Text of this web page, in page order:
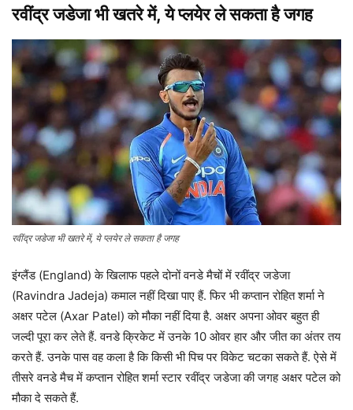
रवींद्र जडेजा भी खतरे में, ये प्लयेर ले सकता है जगह
रवींद्र जडेजा भी खतरे में, ये प्लयेर ले सकता है जगह
इंग्लैंड (England) के खिलाफ पहले दोनों वनडे मैचों में रवींद्र जडेजा
(Ravindra Jadeja) कमाल नहीं दिखा पाए हैं. फिर भी कप्तान रोहित शर्मा ने
अक्षर पटेल (Axar Patel) को मौका नहीं दिया है. अक्षर अपना ओवर बहुत ही
जल्दी पूरा कर लेते हैं. वनडे क्रिकेट में उनके 10 ओवर हार और जीत का अंतर तय
करते हैं. उनके पास वह कला है कि किसी भी पिच पर विकेट चटका सकते हैं. ऐसे में
तीसरे वनडे मैच में कप्तान रोहित शर्मा स्टार रवींद्र जडेजा की जगह अक्षर पटेल को
मौका दे सकते हैं.